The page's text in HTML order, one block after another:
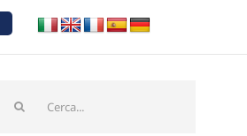
per: